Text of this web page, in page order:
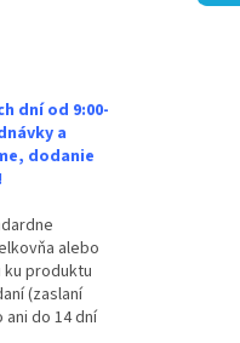
dní od 9:00-
a
dodanie
alebo
ku produktu
(zaslaní
do 14 dní